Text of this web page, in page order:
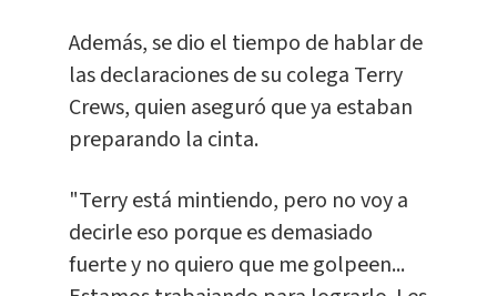
Además, se dio el tiempo de hablar de
las declaraciones de su colega Terry
Crews, quien aseguró que ya estaban
preparando la cinta.
"Terry está mintiendo, pero no voy a
decirle eso porque es demasiado
fuerte y no quiero que me golpeen...